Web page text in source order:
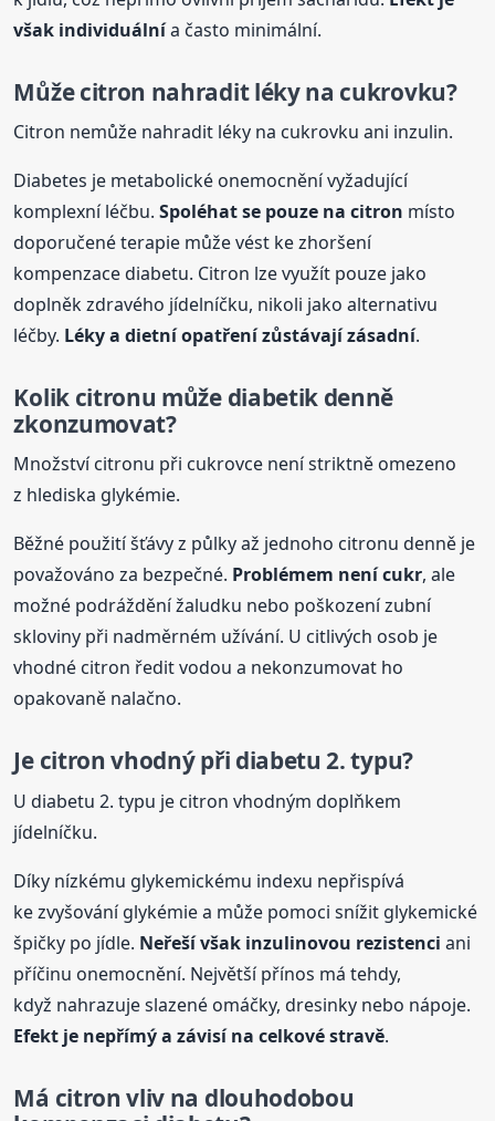
však individuálnía často minimální.
Může citron nahradit léky na cukrovku?
Citron nemůže nahradit léky na cukrovku ani inzulin.
Diabetes je metabolické onemocnění vyžadující
komplexní léčbu.Spoléhat se pouze na citron místo
doporučené terapie může vést ke zhoršení
kompenzace diabetu. Citron lze využít pouze jako
doplněk zdravého jídelníčku, nikoli jako alternativu
léčby. Léky a dietní opatření zůstávají zásadní.
Kolik citronu může diabetik denně
zkonzumovat?
Množství citronu při cukrovce není striktně omezeno
z hlediska glykémie.
Běžné použití šťávy z půlky až jednoho citronu denně je
považováno za bezpečné. Problémem není cukr, ale
možné podráždění žaludku nebo poškození zubní
skloviny při nadměrném užívání. U citlivých osob je
vhodné citron ředit vodou a nekonzumovat ho
opakovaně nalačno.
Je citron vhodný při diabetu 2. typu?
U diabetu 2. typu je citron vhodným doplňkem
jídelníčku.
Díky nízkému glykemickému indexu nepřispívá
ke zvyšování glykémie a může pomoci snížit glykemické
špičky po jídle. Neřeší však inzulinovou rezistenci ani
příčinu onemocnění. Největší přínos má tehdy,
když nahrazuje slazené omáčky, dresinky nebo nápoje.
Efekt je nepřímý a závisí na celkové stravě.
Má citron vliv na dlouhodobou